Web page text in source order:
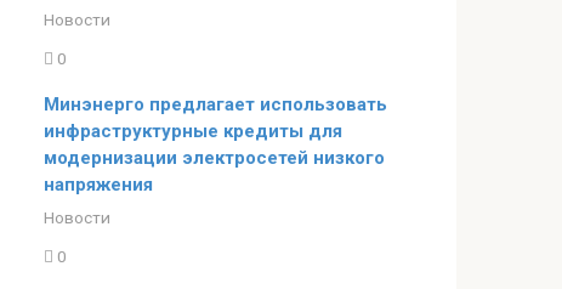
Новости
0
Минэнерго предлагает использовать
инфраструктурные кредиты для
модернизации электросетей низкого
напряжения
Новости
0